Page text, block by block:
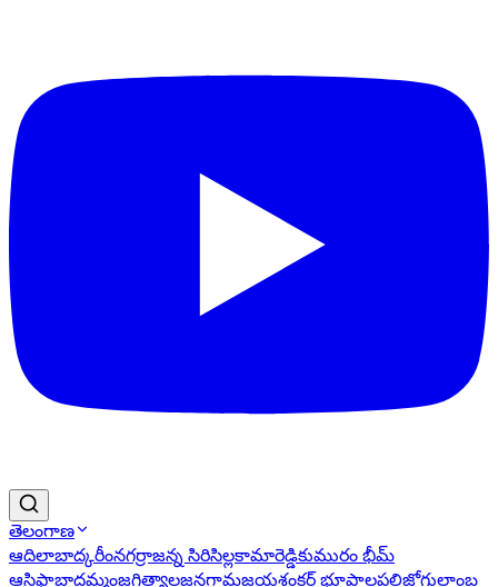
తెలంగాణ
ఆదిలాబాద్కరీంనగర్రాజన్న సిరిసిల్లకామారెడ్డికుమురం భీమ్
ఆసిఫాబాద్ఖమ్మంజగిత్యాలజనగామజయశంకర్ భూపాలపల్లిజోగులాంబ